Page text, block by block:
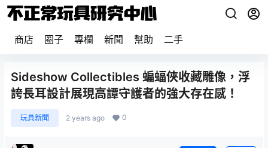
商店 圈子 專欄 新聞 幫助 二手
Sideshow Collectibles 蝙蝠俠收藏雕像，浮
誇長耳設計展現高譚守護者的強大存在感！
玩具新聞 2 years ago 0